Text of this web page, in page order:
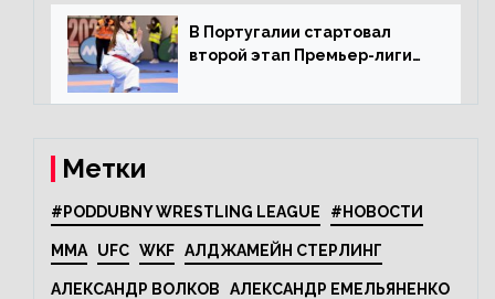
В Португалии стартовал
второй этап Премьер-лиги
Метки
#PODDUBNY WRESTLING LEAGUE #НОВОСТИ
MMA UFC WKF АЛДЖАМЕЙН СТЕРЛИНГ
АЛЕКСАНДР ВОЛКОВ АЛЕКСАНДР ЕМЕЛЬЯНЕНКО